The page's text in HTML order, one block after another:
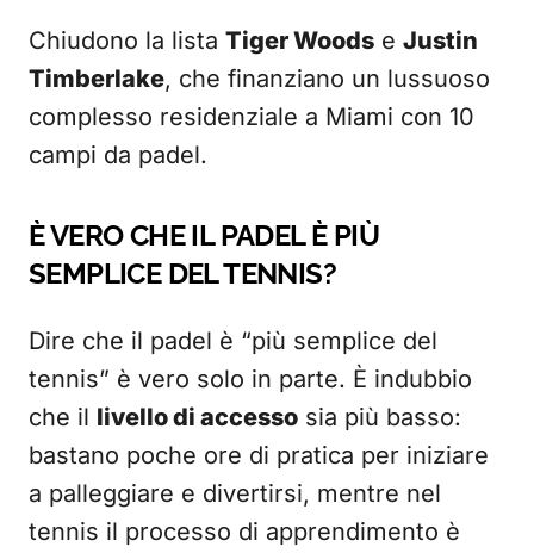
Chiudono la lista Tiger Woods e Justin
Timberlake, che finanziano un lussuoso
complesso residenziale a Miami con 10
campi da padel.
È VERO CHE IL PADEL È PIÙ
SEMPLICE DEL TENNIS?
Dire che il padel è “più semplice del
tennis” è vero solo in parte. È indubbio
che il livello di accesso sia più basso:
bastano poche ore di pratica per iniziare
a palleggiare e divertirsi, mentre nel
tennis il processo di apprendimento è